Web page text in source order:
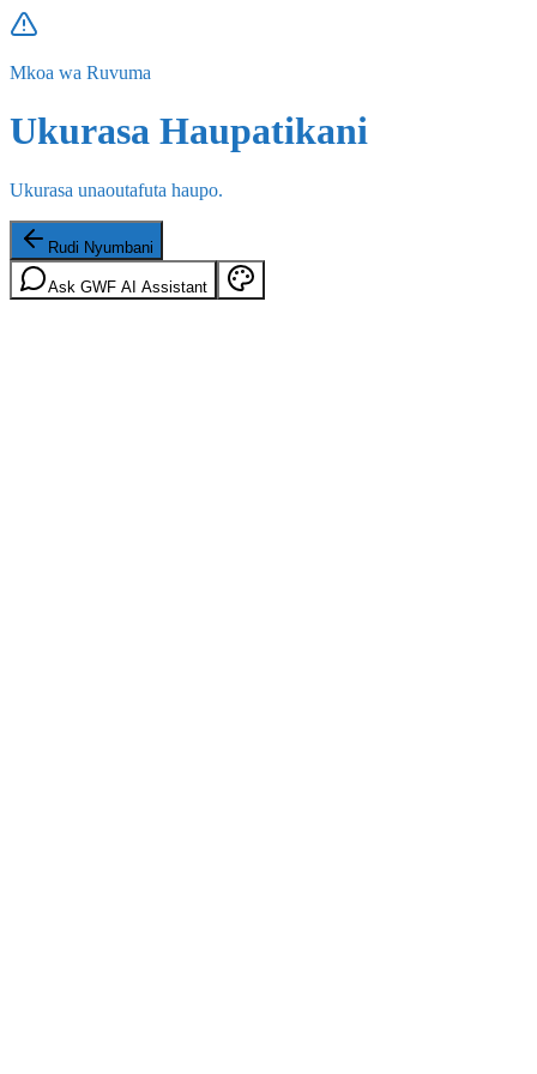
Mkoa wa Ruvuma
Ukurasa Haupatikani
Ukurasa unaoutafuta haupo.
Rudi Nyumbani
Ask GWF AI Assistant